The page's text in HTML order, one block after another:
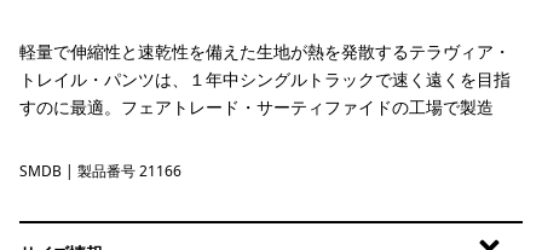
軽量で伸縮性と速乾性を備えた生地が熱を発散するテラヴィア・
トレイル・パンツは、１年中シングルトラックで速く遠くを目指
すのに最適。フェアトレード・サーティファイドの工場で製造
Smolder Blue
SMDB | 製品番号 21166